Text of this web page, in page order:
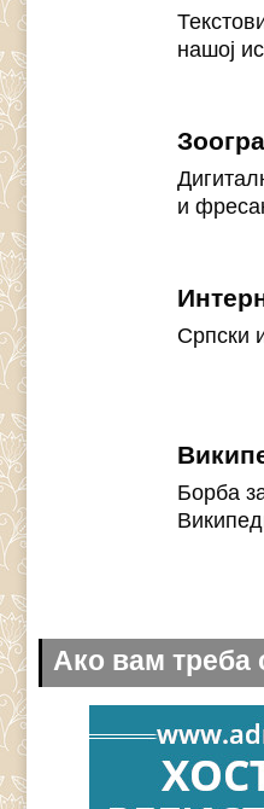
нашој
и
Српски
Борба
Ако вам треба